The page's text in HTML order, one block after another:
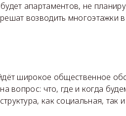
апартаментов, не
возводить многоэтажки
широкое общественное
вопрос: что, где и когда
как социальная, так и